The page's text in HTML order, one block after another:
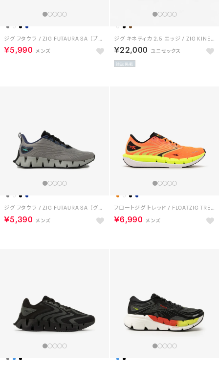
ジグ フタウラ / ZIG FUTAURA SA （ブラック）
￥5,990
ジグ キネティカ 2.5 エッジ / ZIG KINETICA 2.5 EDGE （ブラック）
￥22,000
雑誌掲載
ジグ フタウラ / ZIG FUTAURA SA （グレー）
￥5,390
フロートジグ トレッド / FLOATZIG TREAD （オレンジ）
￥6,990